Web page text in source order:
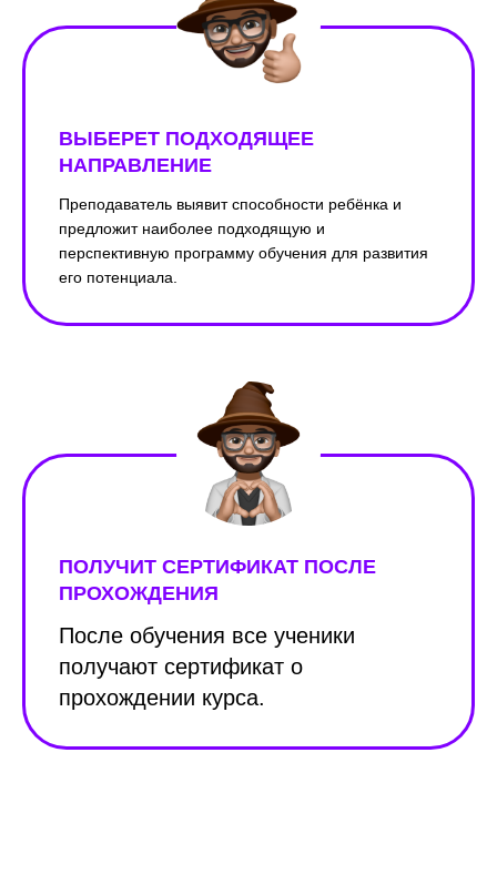
ВЫБЕРЕТ ПОДХОДЯЩЕЕ
НАПРАВЛЕНИЕ
Преподаватель выявит способности ребёнка и
предложит наиболее подходящую и
перспективную программу обучения для развития
его потенциала.
ПОЛУЧИТ СЕРТИФИКАТ ПОСЛЕ
ПРОХОЖДЕНИЯ
После обучения все ученики
получают сертификат о
прохождении курса.